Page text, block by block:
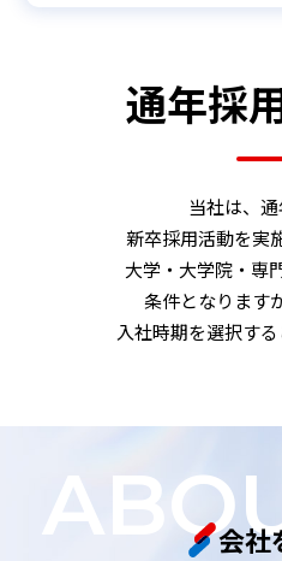
通年採
当社は、通
新卒採用活動を実
大学・大学院・専
条件となります
入社時期を選択する
会社